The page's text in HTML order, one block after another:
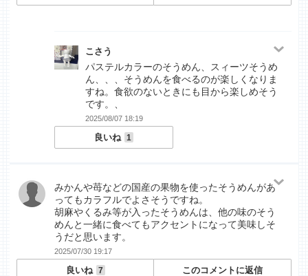
こさう
パステルカラーのそうめん、スィーツそうめ
ん、、、そうめんを食べるのが楽しくなりま
すね。食欲のないときにも目から楽しめそう
です。、
2025/08/07 18:19
良いね 1
みかんや苺などの国産の果物を使ったそうめんがあ
ってもカラフルでよさそうですね。
胡麻やくるみ等が入ったそうめんは、他の味のそう
めんと一緒に食べてもアクセントになって美味しそ
うだと思います。
2025/07/30 19:17
良いね 7 このコメントに返信